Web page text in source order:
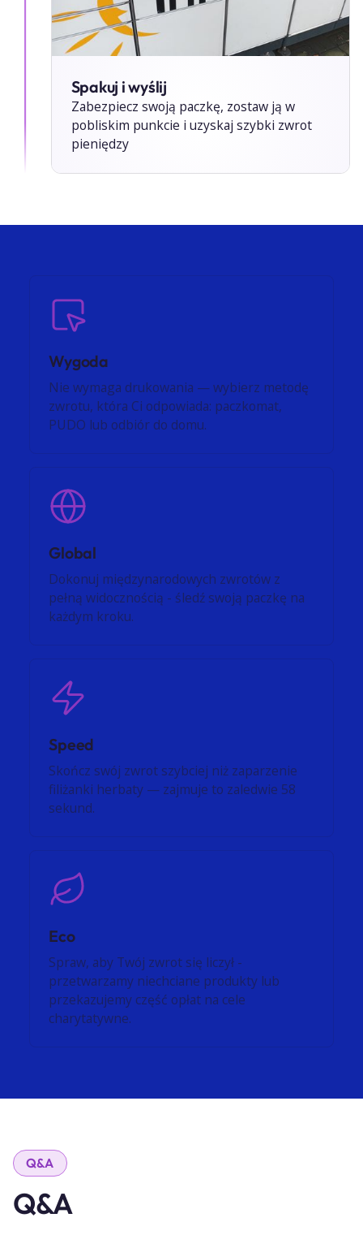
Spakuj i wyślij
Zabezpiecz swoją paczkę, zostaw ją w
pobliskim punkcie i uzyskaj szybki zwrot
pieniędzy
Wygoda
Nie wymaga drukowania — wybierz metodę
zwrotu, która Ci odpowiada: paczkomat,
PUDO lub odbiór do domu.
Global
Dokonuj międzynarodowych zwrotów z
pełną widocznością - śledź swoją paczkę na
każdym kroku.
Speed
Skończ swój zwrot szybciej niż zaparzenie
filiżanki herbaty — zajmuje to zaledwie 58
sekund.
Eco
Spraw, aby Twój zwrot się liczył -
przetwarzamy niechciane produkty lub
przekazujemy część opłat na cele
charytatywne.
Q&A
Q&A